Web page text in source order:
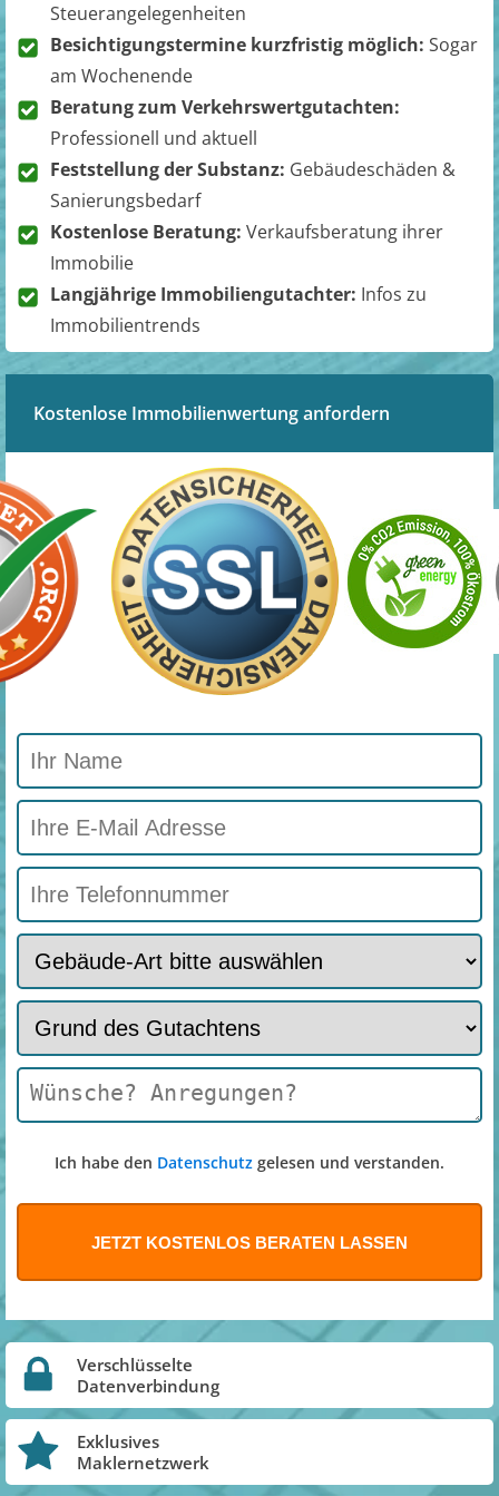
Steuerangelegenheiten
Besichtigungstermine kurzfristig möglich: Sogar
am Wochenende
Beratung zum Verkehrswertgutachten:
Professionell und aktuell
Feststellung der Substanz: Gebäudeschäden &
Sanierungsbedarf
Kostenlose Beratung: Verkaufsberatung ihrer
Immobilie
Langjährige Immobiliengutachter: Infos zu
Immobilientrends
Kostenlose Immobilienwertung anfordern
Ich habe den Datenschutz gelesen und verstanden.
Verschlüsselte
Datenverbindung
Exklusives
Maklernetzwerk